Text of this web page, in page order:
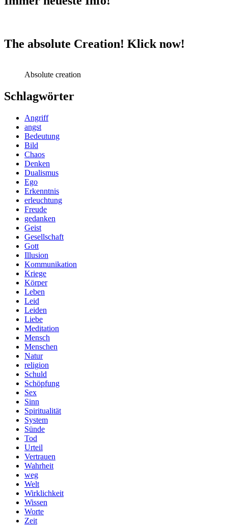
The absolute Creation! Klick now!
Absolute creation
Schlagwörter
Angriff
angst
Bedeutung
Bild
Chaos
Denken
Dualismus
Ego
Erkenntnis
erleuchtung
Freude
gedanken
Geist
Gesellschaft
Gott
Illusion
Kommunikation
Kriege
Körper
Leben
Leid
Leiden
Liebe
Meditation
Mensch
Menschen
Natur
religion
Schuld
Schöpfung
Sex
Sinn
Spiritualität
System
Sünde
Tod
Urteil
Vertrauen
Wahrheit
weg
Welt
Wirklichkeit
Wissen
Worte
Zeit